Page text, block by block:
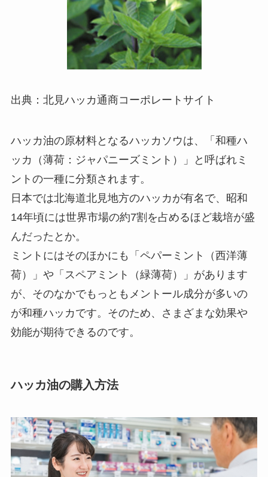
出典：北見ハッカ通商コーポレートサイト
ハッカ油の原材料となるハッカソウは、「和種ハ
ッカ（薄荷：ジャパニーズミント）」と呼ばれミ
ントの一種に分類されます。
日本では北海道北見地方のハッカが有名で、昭和
14年頃には世界市場の約7割を占めるほど栽培が盛
んだったとか。
ミントにはそのほかにも「ペパーミント（西洋薄
荷）」や「スペアミント（緑薄荷）」があります
が、そのなかでもっともメントール成分が多いの
が和種ハッカです。そのため、さまざまな効果や
効能が期待できるのです。
ハッカ油の購入方法